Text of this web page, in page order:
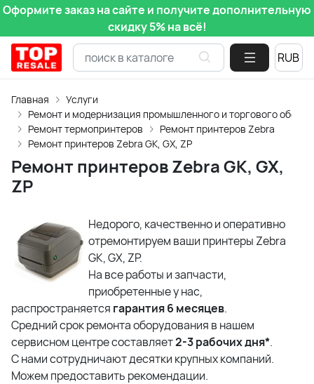
Оформите заказ на сайте и получите дополнительную
скидку 5% на всё!
Главная
Услуги
Ремонт и модернизация промышленного и торгового
Ремонт термопринтеров
Ремонт принтеров Zebra
Ремонт принтеров Zebra GK, GX, ZP
Ремонт принтеров Zebra GK, GX,
ZP
Недорого, качественно и оперативно
отремонтируем ваши принтеры Zebra
GK, GX, ZP.
На все работы и запчасти,
приобретенные у нас,
распространяется гарантия 6 месяцев.
Средний срок ремонта оборудования в нашем
сервисном центре составляет2-3 рабочих дня*.
С нами сотрудничают десятки крупных компаний.
Можем предоставить рекомендации.